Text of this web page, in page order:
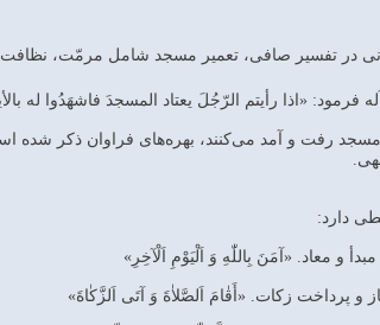
در تفسير صافى، تعمير مسجد شامل مرمّت،
فرمود: «اذا رأيتم الرّجُلَ يعتاد المسجدَ فاشهَدُوا له
رفت و آمد مى‌كنند، بهره‌هاى فراوان ذكر شده
و معاد. «آمَنَ بِاللّٰهِ وَ اَلْيَوْمِ اَلْآخِرِ»
و پرداخت زكات. «أَقٰامَ اَلصَّلاٰةَ وَ آتَى اَلزَّكٰاةَ‌»